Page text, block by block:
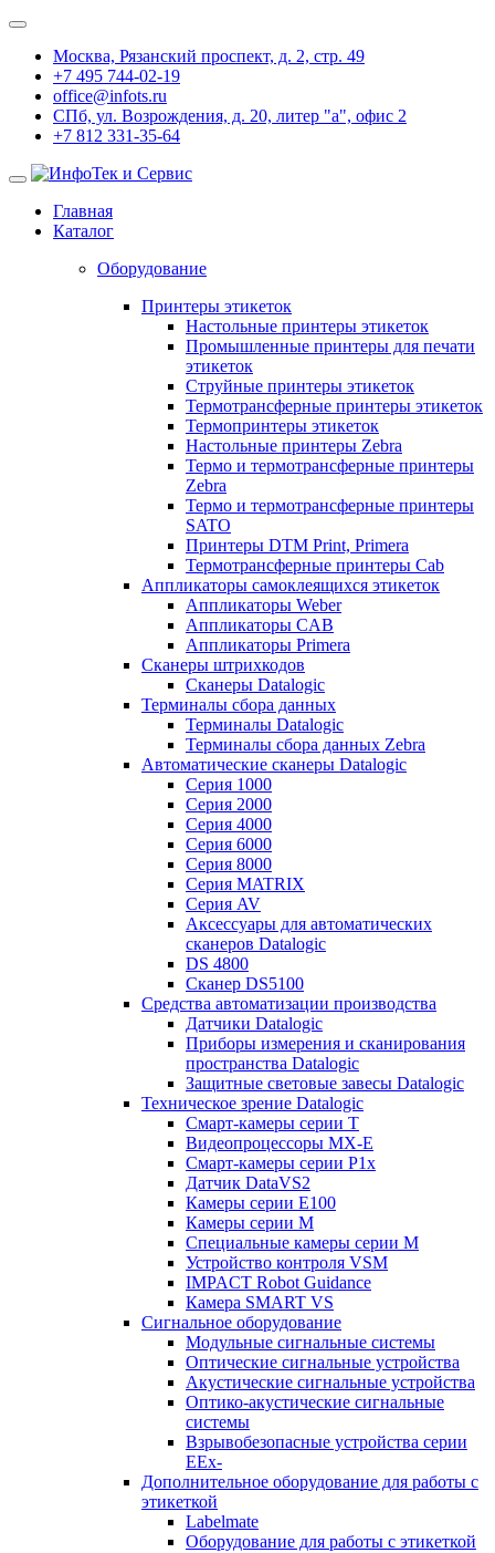
Москва, Рязанский проспект, д. 2, стр. 49
+7 495 744-02-19
office@infots.ru
СПб, ул. Возрождения, д. 20, литер "a", офис 2
+7 812 331-35-64
Главная
Каталог
Оборудование
Принтеры этикеток
Настольные принтеры этикеток
Промышленные принтеры для печати
этикеток
Струйные принтеры этикеток
Термотрансферные принтеры этикеток
Термопринтеры этикеток
Настольные принтеры Zebra
Термо и термотрансферные принтеры
Zebra
Термо и термотрансферные принтеры
SATO
Принтеры DTM Print, Primera
Термотрансферные принтеры Cab
Аппликаторы самоклеящихся этикеток
Аппликаторы Weber
Аппликаторы CAB
Аппликаторы Primera
Сканеры штрихкодов
Сканеры Datalogic
Терминалы сбора данных
Терминалы Datalogic
Терминалы сбора данных Zebra
Автоматические сканеры Datalogic
Серия 1000
Серия 2000
Серия 4000
Серия 6000
Серия 8000
Серия MATRIX
Серия AV
Аксессуары для автоматических
сканеров Datalogic
DS 4800
Сканер DS5100
Средства автоматизации производства
Датчики Datalogic
Приборы измерения и сканирования
пространства Datalogic
Защитные световые завесы Datalogic
Техническое зрение Datalogic
Смарт-камеры серии T
Видеопроцессоры MX-E
Смарт-камеры серии P1x
Датчик DataVS2
Камеры серии E100
Камеры серии M
Специальные камеры серии M
Устройство контроля VSM
IMPACT Robot Guidance
Камера SMART VS
Cигнальное оборудование
Модульные сигнальные системы
Оптические сигнальные устройства
Акустические сигнальные устройства
Оптико-акустические сигнальные
системы
Взрывобезопасные устройства серии
EEx-
Дополнительное оборудование для работы с
этикеткой
Labelmate
Оборудование для работы с этикеткой